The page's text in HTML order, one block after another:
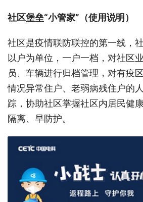
社区堡垒“小管家”（使用说明）
社区是疫情联防联控的第一线，
以户为单位，一户一档，对社区
员、车辆进行归档管理，对有疫
情况异常住户、老弱病残住户的
踪，协助社区掌握社区内居民健
隔离、早防护。